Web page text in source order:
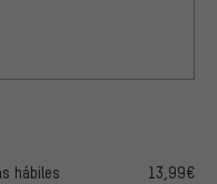
hábiles
13,99€